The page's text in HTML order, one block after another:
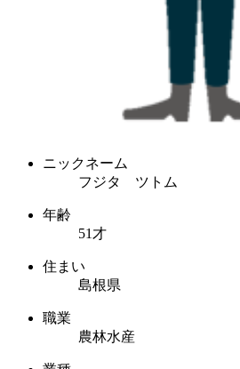
ニックネーム
フジタ ツトム
年齢
51才
住まい
島根県
職業
農林水産